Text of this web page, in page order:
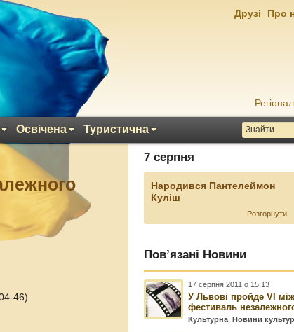
Освічена Туристична
Друзі Про
46).
7 серпня
Народився Пантелеймон
Куліш
Розгорнути
Пов’язані Новини
17 серпня 2011 о 15:13
У Львові пройде VI
фестиваль
Культурна ,Новини